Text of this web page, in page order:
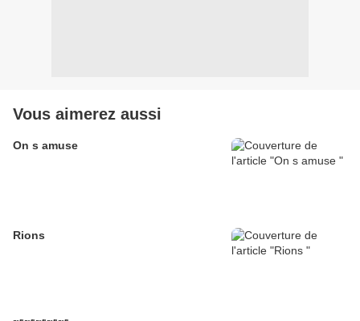
Vous aimerez aussi
On s amuse
Rions